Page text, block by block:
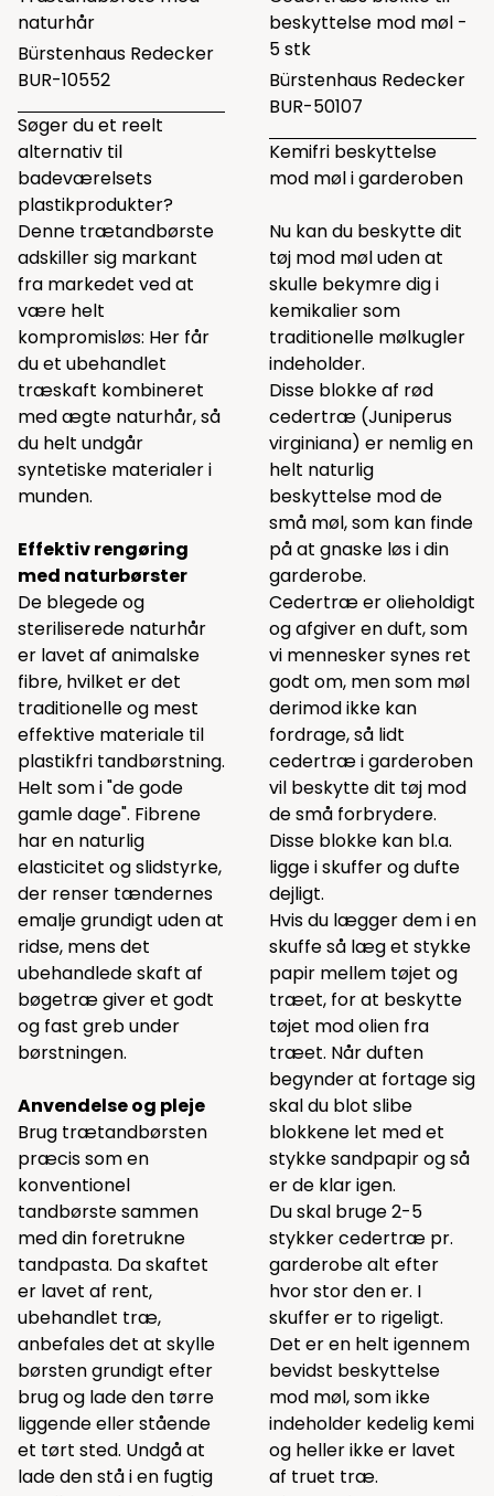
naturhår
Bürstenhaus Redecker
BUR-10552
Søger du et reelt
alternativ til
badeværelsets
plastikprodukter?
Denne trætandbørste
adskiller sig markant
fra markedet ved at
være helt
kompromisløs: Her får
du et ubehandlet
træskaft kombineret
med ægte naturhår, så
du helt undgår
syntetiske materialer i
munden.
Effektiv rengøring
med naturbørster
De blegede og
steriliserede naturhår
er lavet af animalske
fibre, hvilket er det
traditionelle og mest
effektive materiale til
plastikfri tandbørstning.
Helt som i "de gode
gamle dage". Fibrene
har en naturlig
elasticitet og slidstyrke,
der renser tændernes
emalje grundigt uden at
ridse, mens det
ubehandlede skaft af
bøgetræ giver et godt
og fast greb under
børstningen.
Anvendelse og pleje
Brug trætandbørsten
præcis som en
konventionel
tandbørste sammen
med din foretrukne
tandpasta. Da skaftet
er lavet af rent,
ubehandlet træ,
anbefales det at skylle
børsten grundigt efter
brug og lade den tørre
liggende eller stående
et tørt sted. Undgå at
lade den stå i en fugtig
beskyttelse mod møl -
5 stk
Bürstenhaus Redecker
BUR-50107
Kemifri beskyttelse
mod møl i garderoben
Nu kan du beskytte dit
tøj mod møl uden at
skulle bekymre dig i
kemikalier som
traditionelle mølkugler
indeholder.
Disse blokke af rød
cedertræ (Juniperus
virginiana) er nemlig en
helt naturlig
beskyttelse mod de
små møl, som kan finde
på at gnaske løs i din
garderobe.
Cedertræ er olieholdigt
og afgiver en duft, som
vi mennesker synes ret
godt om, men som møl
derimod ikke kan
fordrage, så lidt
cedertræ i garderoben
vil beskytte dit tøj mod
de små forbrydere.
Disse blokke kan bl.a.
ligge i skuffer og dufte
dejligt.
Hvis du lægger dem i en
skuffe så læg et stykke
papir mellem tøjet og
træet, for at beskytte
tøjet mod olien fra
træet. Når duften
begynder at fortage sig
skal du blot slibe
blokkene let med et
stykke sandpapir og så
er de klar igen.
Du skal bruge 2-5
stykker cedertræ pr.
garderobe alt efter
hvor stor den er. I
skuffer er to rigeligt.
Det er en helt igennem
bevidst beskyttelse
mod møl, som ikke
indeholder kedelig kemi
og heller ikke er lavet
af truet træ.